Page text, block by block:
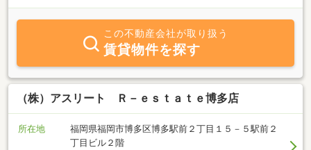
この不動産会社が取り扱う
賃貸物件を探す
（株）アスリート Ｒ－ｅｓｔａｔｅ博多店
所在地
福岡県福岡市博多区博多駅前２丁目１５－５駅前２
丁目ビル２階